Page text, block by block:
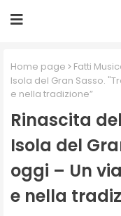
Home page Fatti
Isola del Gran Sasso.
e nella tradizione”
Rinascita
Isola del
oggi – Un
e nella